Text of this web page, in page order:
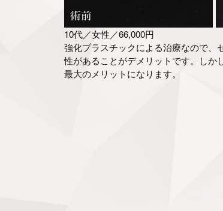
10代／女性／66,000円
強化プラスチックによる治療なので、
性があることがデメリットです。しか
最大のメリットになります。